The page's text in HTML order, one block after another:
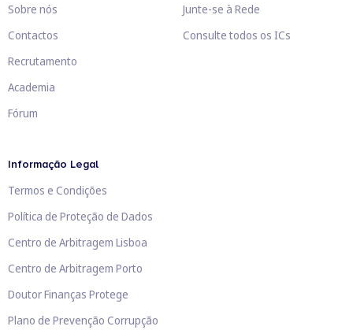
Sobre nós
Contactos
Recrutamento
Academia
Fórum
Junte-se à Rede
Consulte todos os ICs
Informação Legal
Termos e Condições
Política de Proteção de Dados
Centro de Arbitragem Lisboa
Centro de Arbitragem Porto
Doutor Finanças Protege
Plano de Prevenção Corrupção